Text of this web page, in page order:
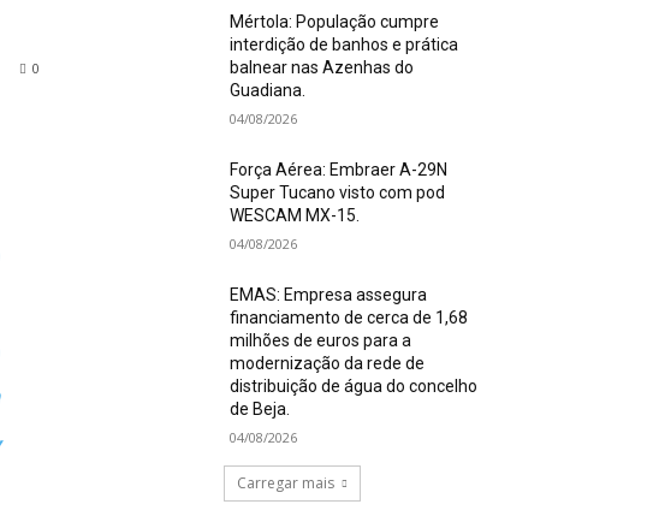
0
Mértola: População cumpre
interdição de banhos e prática
balnear nas Azenhas do
Guadiana.
04/08/2026
Força Aérea: Embraer A-29N
Super Tucano visto com pod
WESCAM MX-15.
04/08/2026
EMAS: Empresa assegura
financiamento de cerca de 1,68
milhões de euros para a
modernização da rede de
distribuição de água do concelho
de Beja.
04/08/2026
Carregar mais